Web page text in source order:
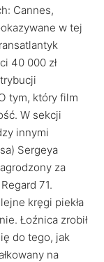
Cannes,
w tej
40 000 zł
tym, który film
W sekcji
innymi
Sergeya
za
71.
kręgi piekła
Łoźnica zrobił
do tego, jak
na